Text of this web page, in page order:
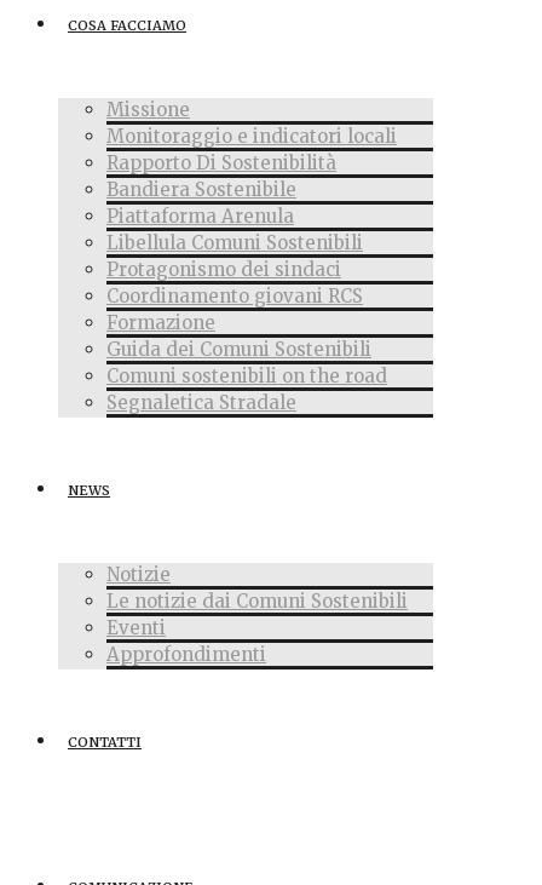
COSA FACCIAMO
Missione
Monitoraggio e indicatori locali
Rapporto Di Sostenibilità
Bandiera Sostenibile
Piattaforma Arenula
Libellula Comuni Sostenibili
Protagonismo dei sindaci
Coordinamento giovani RCS
Formazione
Guida dei Comuni Sostenibili
Comuni sostenibili on the road
Segnaletica Stradale
NEWS
Notizie
Le notizie dai Comuni Sostenibili
Eventi
Approfondimenti
CONTATTI